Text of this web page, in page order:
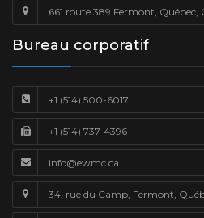
661 route 389 Fermont, Québec,
Bureau corporatif
+1 (514) 500-6017
+1 (514) 737-4396
info@ewmc.ca
34, rue du Camp, Fermont,